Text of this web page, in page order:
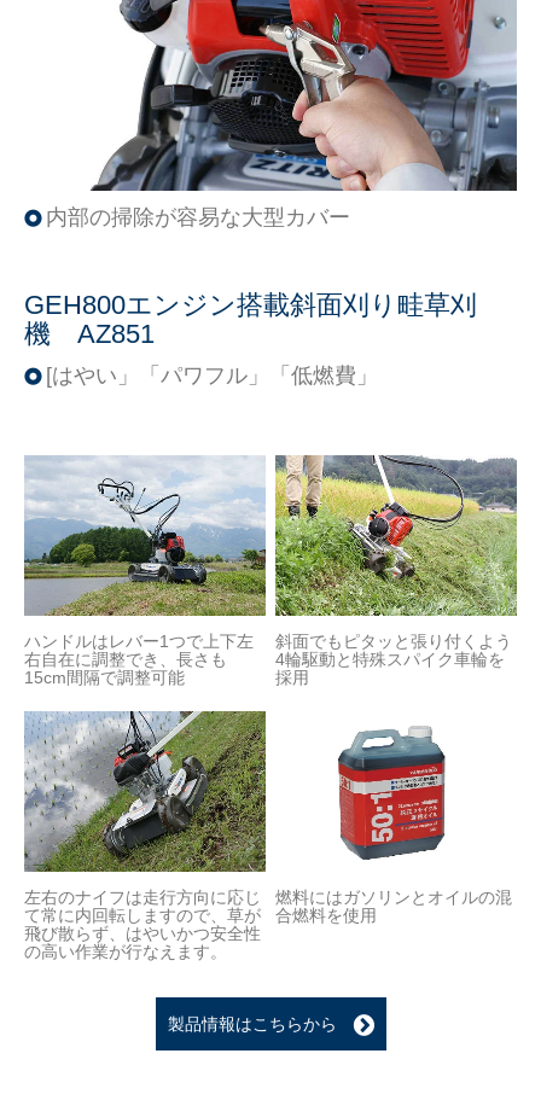
内部の掃除が容易な大型カバー
GEH800エンジン搭載斜面刈り畦草刈
機 AZ851
[はやい」「パワフル」「低燃費」
ハンドルはレバー1つで上下左
右自在に調整でき、長さも
15cm間隔で調整可能
斜面でもピタッと張り付くよう
4輪駆動と特殊スパイク車輪を
採用
左右のナイフは走行方向に応じ
て常に内回転しますので、草が
飛び散らず、はやいかつ安全性
の高い作業が行なえます。
燃料にはガソリンとオイルの混
合燃料を使用
製品情報はこちらから